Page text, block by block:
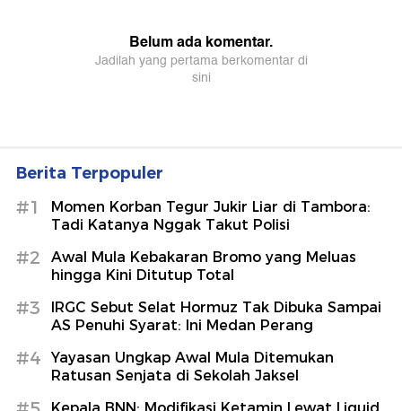
Berita Terpopuler
#1
Momen Korban Tegur Jukir Liar di Tambora:
Tadi Katanya Nggak Takut Polisi
#2
Awal Mula Kebakaran Bromo yang Meluas
hingga Kini Ditutup Total
#3
IRGC Sebut Selat Hormuz Tak Dibuka Sampai
AS Penuhi Syarat: Ini Medan Perang
#4
Yayasan Ungkap Awal Mula Ditemukan
Ratusan Senjata di Sekolah Jaksel